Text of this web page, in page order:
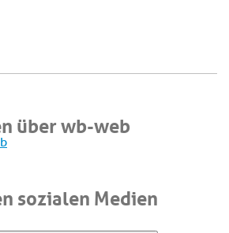
über wb-web
sozialen Medien